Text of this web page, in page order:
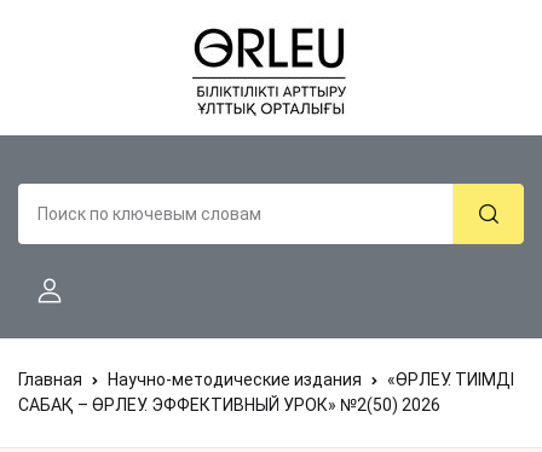
Главная Научно-методические издания
«ӨРЛЕУ. ТИІМДІ
САБАҚ – ӨРЛЕУ. ЭФФЕКТИВНЫЙ УРОК» №2(50) 2026